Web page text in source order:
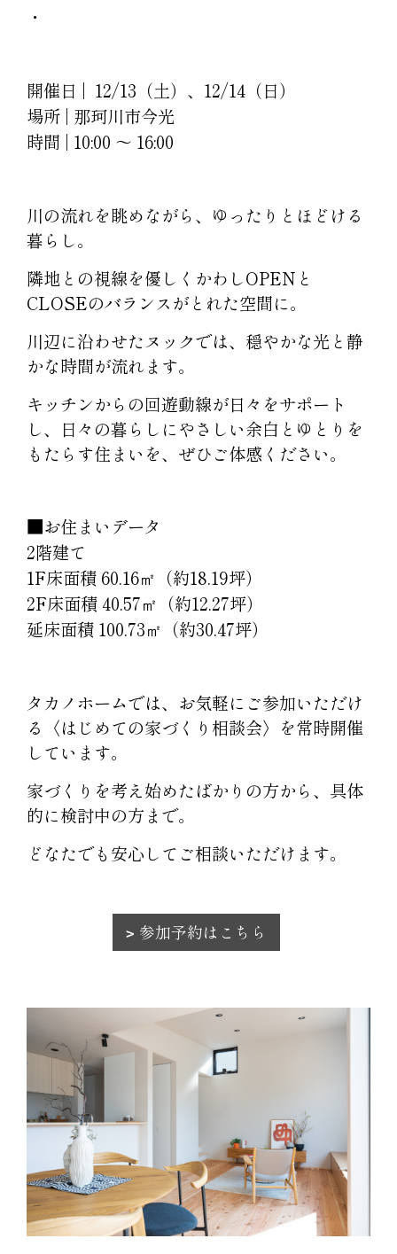
・
開催日 | 12/13（土）、12/14（日）
場所 | 那珂川市今光
時間 | 10:00 ～ 16:00
川の流れを眺めながら、ゆったりとほどける
暮らし。
隣地との視線を優しくかわしOPENと
CLOSEのバランスがとれた空間に。
川辺に沿わせたヌックでは、穏やかな光と静
かな時間が流れます。
キッチンからの回遊動線が日々をサポート
し、日々の暮らしにやさしい余白とゆとりを
もたらす住まいを、ぜひご体感ください。
■お住まいデータ
2階建て
1F床面積 60.16㎡（約18.19坪）
2F床面積 40.57㎡（約12.27坪）
延床面積 100.73㎡（約30.47坪）
タカノホームでは、お気軽にご参加いただけ
る〈はじめての家づくり相談会〉を常時開催
しています。
家づくりを考え始めたばかりの方から、具体
的に検討中の方まで。
どなたでも安心してご相談いただけます。
参加予約はこちら